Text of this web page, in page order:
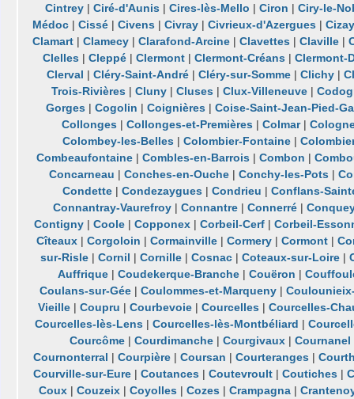
Cintrey |Ciré-d'Aunis |Cires-lès-Mello |Ciron |Ciry-le-
Médoc| Cissé| Civens| Civray| Civrieux-d'Azergues|
Clamart| Clamecy| Clarafond-Arcine| Clavettes| Claville|
Clelles |Cleppé |Clermont |Clermont-Créans |Clermont-
Clerval | Cléry-Saint-André| Cléry-sur-Somme| Clichy|
Trois-Rivières| Cluny| Cluses| Clux-Villeneuve|
Gorges |Cogolin |Coignières |Coise-Saint-Jean-Pied-
Collonges |Collonges-et-Premières |Colmar|
Colombey-les-Belles |Colombier-Fontaine |
Combeaufontaine |Combles-en-Barrois |Combon |
Concarneau |Conches-en-Ouche |Conchy-les-Pots |
Condette |Condezaygues |Condrieu |Conflans-
Connantray-Vaurefroy| Connantre| Connerré|
Contigny |Coole |Copponex |Corbeil-Cerf |Corbeil-
Cîteaux| Corgoloin | Cormainville| Cormery| Cormont|
sur-Risle |Cornil |Cornille |Cosnac |Coteaux-sur-Loire |
Auffrique| Coudekerque-Branche| Couëron |
Coulans-sur-Gée |Coulommes-et-Marqueny |
Vieille |Coupru |Courbevoie |Courcelles |Courcelles-
Courcelles-lès-Lens |Courcelles-lès-Montbéliard |
Courcôme| Courdimanche| Courgivaux| Cournanel
Cournonterral | Courpière| Coursan | Courteranges|
Courville-sur-Eure| Coutances| Coutevroult| Coutiches|
Coux |Couzeix |Coyolles |Cozes |Crampagna |